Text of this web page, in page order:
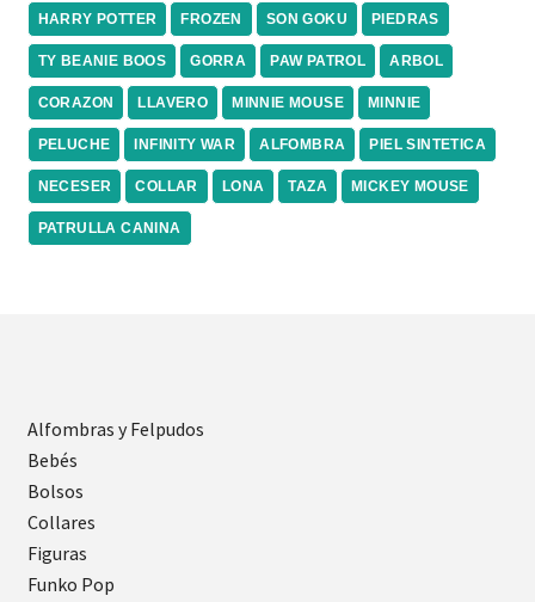
HARRY POTTER FROZEN SON GOKU PIEDRAS
TY BEANIE BOOS GORRA PAW PATROL ARBOL
CORAZON LLAVERO MINNIE MOUSE MINNIE
PELUCHE INFINITY WAR ALFOMBRA PIEL SINTETICA
NECESER COLLAR LONA TAZA MICKEY MOUSE
PATRULLA CANINA
Alfombras y Felpudos
Bebés
Bolsos
Collares
Figuras
Funko Pop